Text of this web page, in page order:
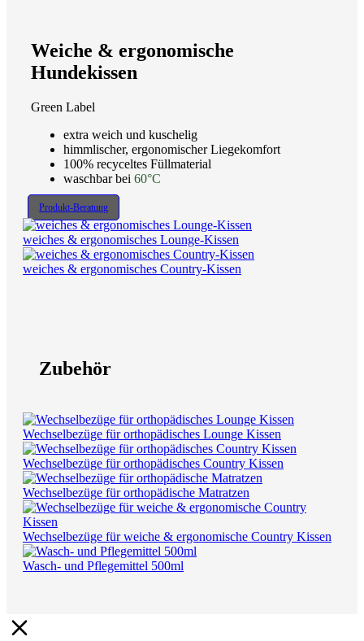
Weiche & ergonomische
Hundekissen
Green Label
extra weich und kuschelig
himmlischer, ergonomischer Liegekomfort
100% recyceltes Füllmaterial
waschbar bei 60°C
Produkt-Beratung
weiches & ergonomisches Lounge-Kissen
weiches & ergonomisches Country-Kissen
Zubehör
Wechselbezüge für orthopädisches Lounge Kissen
Wechselbezüge für orthopädisches Country Kissen
Wechselbezüge für orthopädische Matratzen
Wechselbezüge für weiche & ergonomische Country Kissen
Wasch- und Pflegemittel 500ml